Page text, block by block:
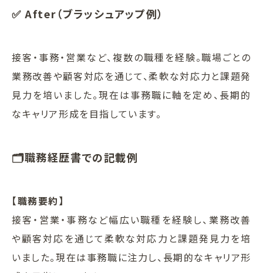
✅ After（ブラッシュアップ例）
接客・事務・営業など、複数の職種を経験。職場ごとの
業務改善や顧客対応を通じて、柔軟な対応力と課題発
見力を培いました。現在は事務職に軸を定め、長期的
なキャリア形成を目指しています。
🗂️職務経歴書での記載例
【職務要約】
接客・営業・事務など幅広い職種を経験し、業務改善
や顧客対応を通じて柔軟な対応力と課題発見力を培
いました。現在は事務職に注力し、長期的なキャリア形